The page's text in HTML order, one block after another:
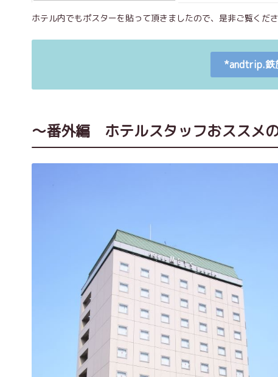
ホテル内でもポスターを貼って頂きましたので、是非ご覧くださ
*andtrip.鉄
～番外編 ホテルスタッフおススメ